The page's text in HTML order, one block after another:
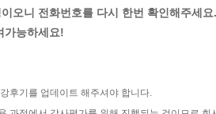
오니 전화번호를 다시 한번 확인해주세요.
가능하세요!
후기를 업데이트 해주셔야 합니다.